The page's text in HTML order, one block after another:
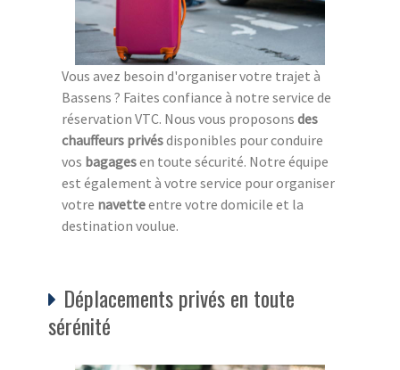
Vous avez besoin d'organiser votre trajet à
Bassens ? Faites confiance à notre service de
réservation VTC. Nous vous proposons des
chauffeurs privésdisponibles pour conduire
vos bagagesen toute sécurité. Notre équipe
est également à votre service pour organiser
votre navetteentre votre domicile et la
destination voulue.
Déplacements privés en toute
sérénité